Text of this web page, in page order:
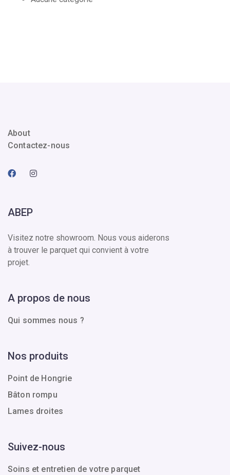
About
Contactez-nous
ABEP
Visitez notre showroom. Nous vous aiderons
à trouver le parquet qui convient à votre
projet.
A propos de nous
Qui sommes nous ?
Nos produits
Point de Hongrie
Bâton rompu
Lames droites
Suivez-nous
Soins et entretien de votre parquet